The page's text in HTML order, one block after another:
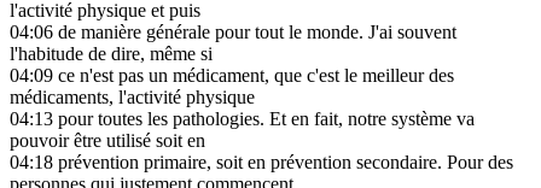
l'activité physique et puis
04:06 de manière générale pour tout le monde. J'ai souvent
l'habitude de dire, même si
04:09 ce n'est pas un médicament, que c'est le meilleur des
médicaments, l'activité physique
04:13 pour toutes les pathologies. Et en fait, notre système va
pouvoir être utilisé soit en
04:18 prévention primaire, soit en prévention secondaire. Pour des